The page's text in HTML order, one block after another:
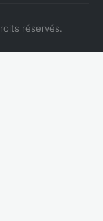
réservés.